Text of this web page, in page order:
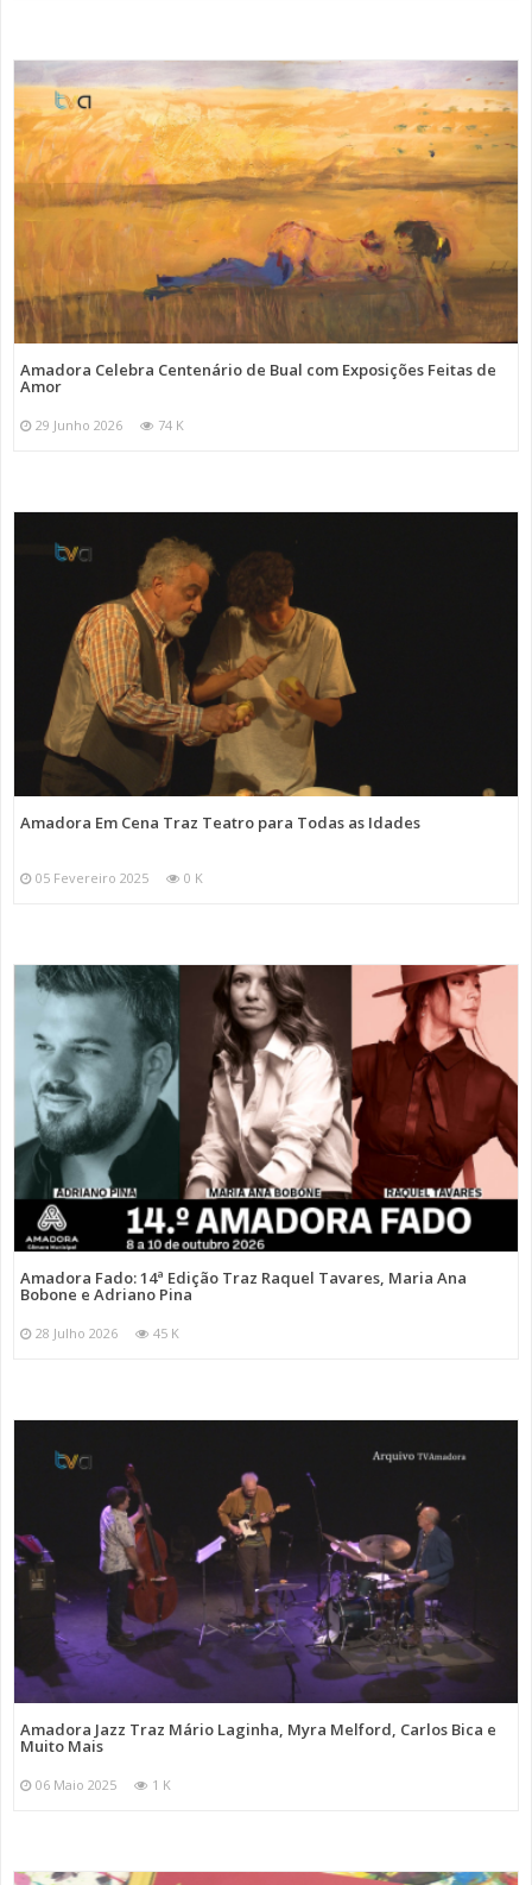
Amadora Celebra Centenário de Bual com Exposições Feitas de
Amor
29 Junho 2026 74 K
Amadora Em Cena Traz Teatro para Todas as Idades
05 Fevereiro 2025 0 K
Amadora Fado: 14ª Edição Traz Raquel Tavares, Maria Ana
Bobone e Adriano Pina
28 Julho 2026 45 K
Amadora Jazz Traz Mário Laginha, Myra Melford, Carlos Bica e
Muito Mais
06 Maio 2025 1 K